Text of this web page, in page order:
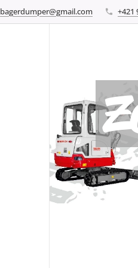
bagerdumper@gmail.com +421